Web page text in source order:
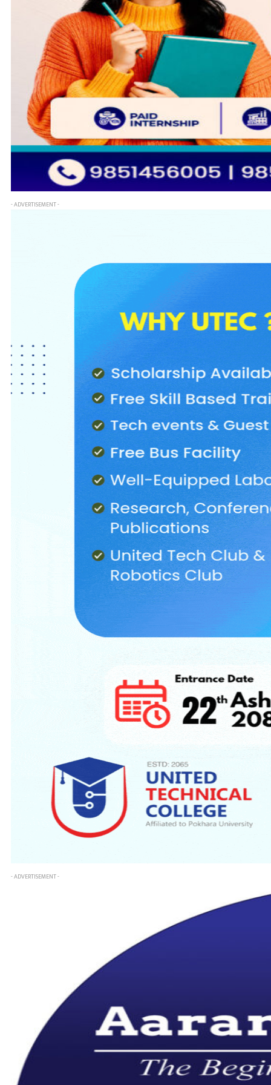
- ADVERTISEMENT -
- ADVERTISEMENT -